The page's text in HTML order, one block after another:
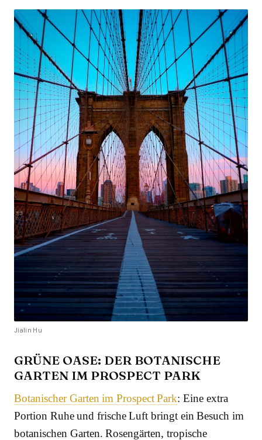
Jialin Hu
GRÜNE OASE: DER BOTANISCHE
GARTEN IM PROSPECT PARK
Botanischer Garten im Prospect Park: Eine extra
Portion Ruhe und frische Luft bringt ein Besuch im
botanischen Garten. Rosengärten, tropische